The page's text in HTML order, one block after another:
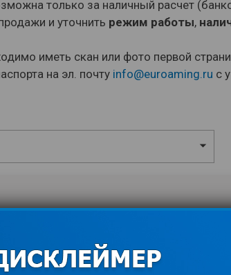
только за наличный расчет
и уточнить режим работы,
иметь скан или фото первой
на эл. почту info@euroaming.ru с